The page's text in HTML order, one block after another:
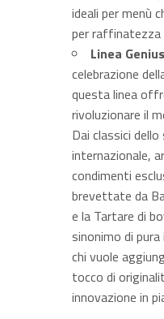
ideali per menù
per raffinatezza
Linea Genius
celebrazione
questa linea
rivoluzionare il
Dai classici
internazionale,
condimenti
brevettate da
e la Tartare di
sinonimo di
chi vuole
tocco di
innovazione in